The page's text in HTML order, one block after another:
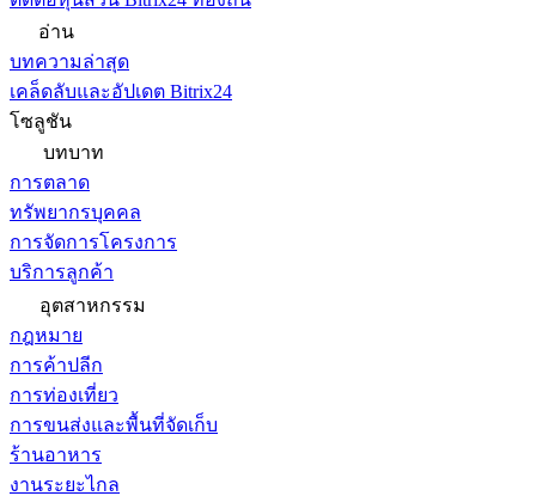
อ่าน
บทความล่าสุด
เคล็ดลับและอัปเดต Bitrix24
โซลูชัน
บทบาท
การตลาด
ทรัพยากรบุคคล
การจัดการโครงการ
บริการลูกค้า
อุตสาหกรรม
กฎหมาย
การค้าปลีก
การท่องเที่ยว
การขนส่งและพื้นที่จัดเก็บ
ร้านอาหาร
งานระยะไกล